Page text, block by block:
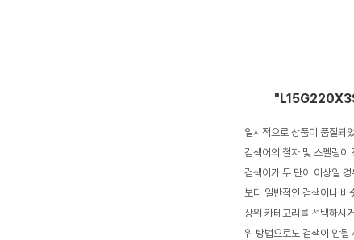
일시적으로 상품이 품절되
검색어의 철자 및 스펠링이
검색어가 두 단어 이상일
보다 일반적인 검색어나 비
상위 카테고리를 선택하시
위 방법으로도 검색이 안될